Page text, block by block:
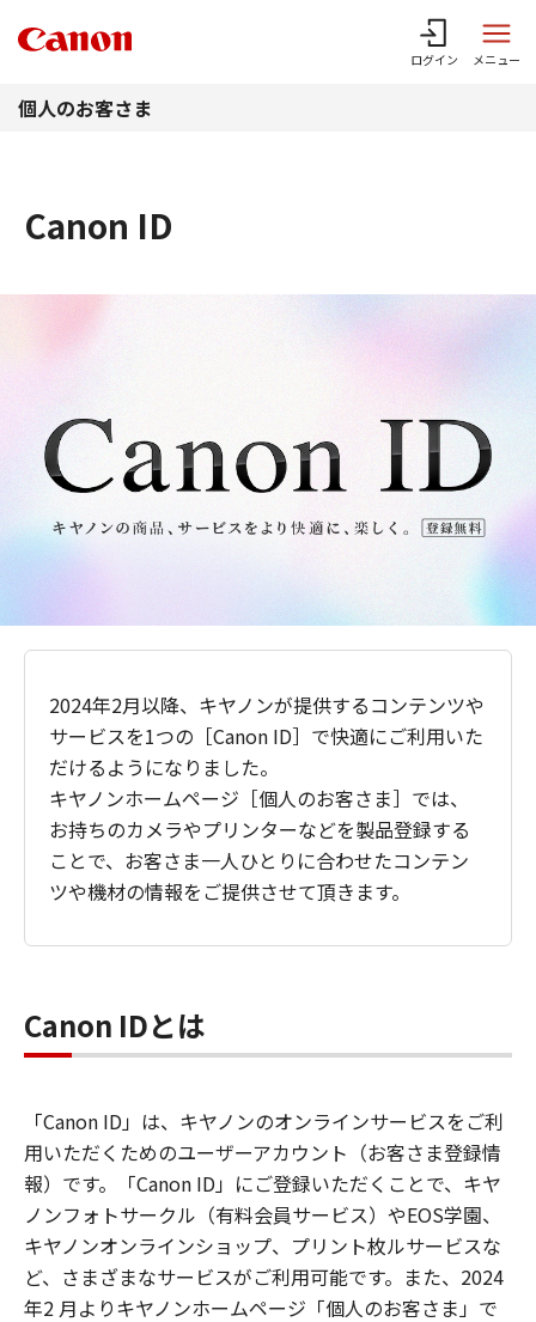
ログイン メニュー
個人のお客さま
Canon ID
2024年2月以降、キヤノンが提供するコンテンツや
サービスを1つの［Canon ID］で快適にご利用いた
だけるようになりました。
キヤノンホームページ［個人のお客さま］では、
お持ちのカメラやプリンターなどを製品登録する
ことで、お客さま一人ひとりに合わせたコンテン
ツや機材の情報をご提供させて頂きます。
Canon IDとは
「Canon ID」は、キヤノンのオンラインサービスをご利
用いただくためのユーザーアカウント（お客さま登録情
報）です。「Canon ID」にご登録いただくことで、キヤ
ノンフォトサークル（有料会員サービス）やEOS学園、
キヤノンオンラインショップ、プリント枚ルサービスな
ど、さまざまなサービスがご利用可能です。また、2024
年2 月よりキヤノンホームページ「個人のお客さま」で